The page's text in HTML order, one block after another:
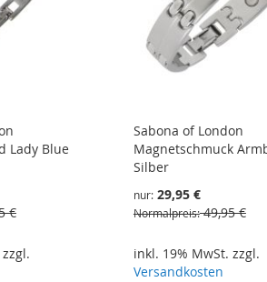
Lady Blue
€
Sabona of London
Magnetschmuck
Silber
nur 29,95 €
Normalpreis 49,95 €
inkl. 19% MwSt. zzgl.
Versandkosten